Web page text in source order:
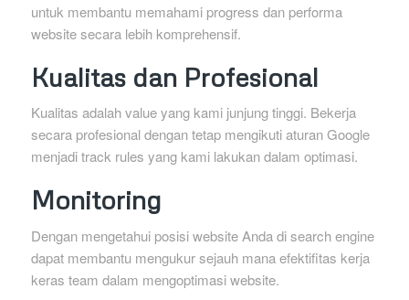
untuk membantu memahami progress dan performa
website secara lebih komprehensif.
Kualitas dan Profesional
Kualitas adalah value yang kami junjung tinggi. Bekerja
secara profesional dengan tetap mengikuti aturan Google
menjadi track rules yang kami lakukan dalam optimasi.
Monitoring
Dengan mengetahui posisi website Anda di search engine
dapat membantu mengukur sejauh mana efektifitas kerja
keras team dalam mengoptimasi website.